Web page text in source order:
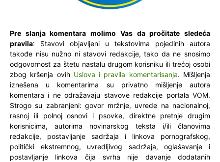
Pre slanja komentara molimo Vas da pročitate sledeća
pravila: Stavovi objavljeni u tekstovima pojedinih autora
takođe nisu nužno ni stavovi redakcije, tako da ne snosimo
odgovornost za štetu nastalu drugom korisniku ili trećoj osobi
zbog kršenja ovih Uslova i pravila komentarisanja. Mišljenja
iznešena u komentarima su privatno mišljenje autora
komentara i ne odražavaju stavove redakcije portala VOM.
Strogo su zabranjeni: govor mržnje, uvrede na nacionalnoj,
rasnoj ili polnoj osnovi i psovke, direktne pretnje drugim
korisnicima, autorima novinarskog teksta i/ili članovima
redakcije, postavljanje sadržaja i linkova pornografskog,
politički ekstremnog, uvredljivog sadržaja, oglašavanje i
postavljanje linkova čija svrha nije davanje dodatanih